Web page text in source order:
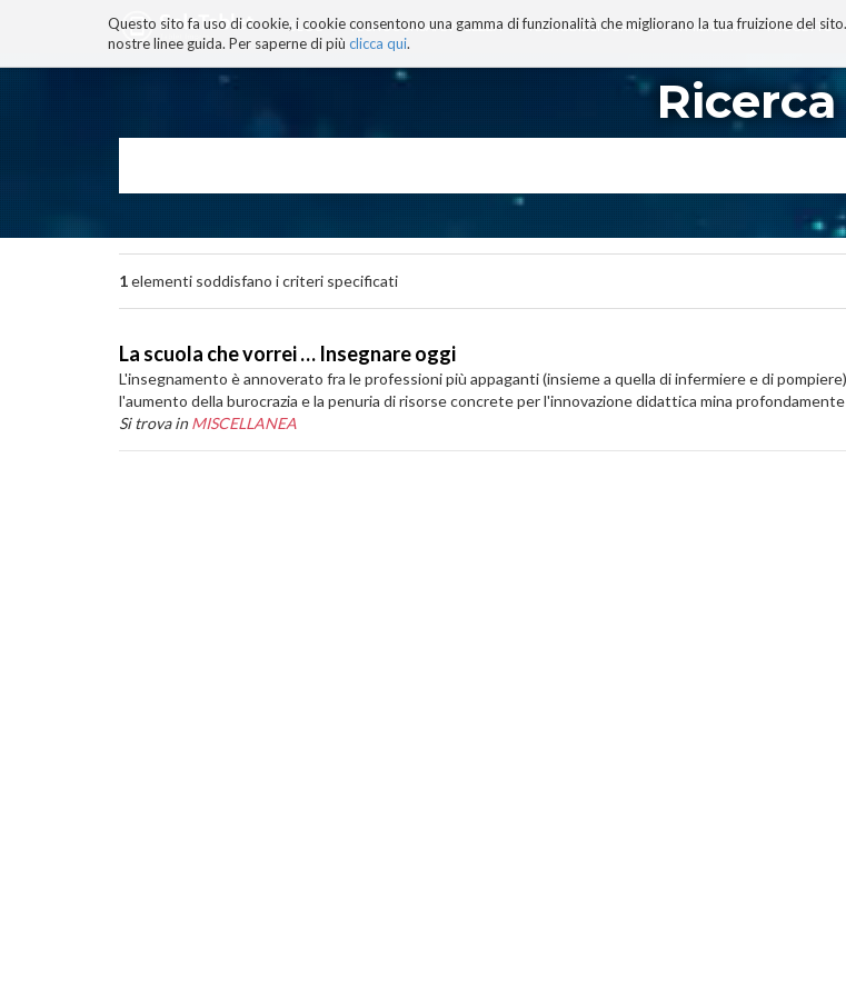
Questo sito fa uso di cookie, i cookie consentono una gamma di funzionalità che migliorano la tua fruizione del
nostre linee guida. Per saperne di più clicca qui.
BLOG TECNOCONSAPEVOLEZZA TECNOBIBLIOGRAFIA I MIEI LIBRI PROGETTO
navigazione
Ricerca
1elementi soddisfano i criteri specificati
La scuola che vorrei … Insegnare oggi
L'insegnamento è annoverato fra le professioni più appaganti (insieme a quella di infermiere e di
l'aumento della burocrazia e la penuria di risorse concrete per l'innovazione didattica mina
Si trova in MISCELLANEA